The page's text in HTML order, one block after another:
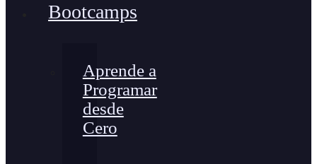
Bootcamps
Aprende a
Programar
desde
Cero